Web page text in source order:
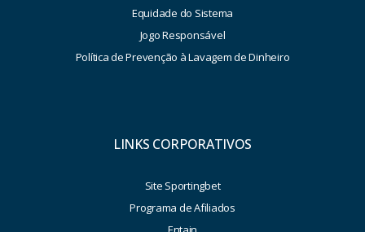
Equidade do Sistema
Jogo Responsável
Política de Prevenção à Lavagem de Dinheiro
LINKS CORPORATIVOS
Site Sportingbet
Programa de Afiliados